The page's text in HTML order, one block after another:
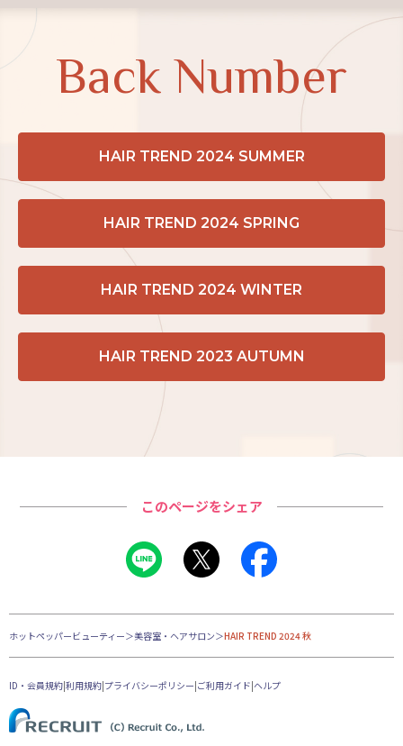
Back Number
HAIR TREND 2024 SUMMER
HAIR TREND 2024 SPRING
HAIR TREND 2024 WINTER
HAIR TREND 2023 AUTUMN
このページをシェア
ホットペッパービューティー＞美容室・ヘアサロン＞HAIR TREND 2024 秋
ID・会員規約|利用規約|プライバシーポリシー|ご利用ガイド|ヘルプ